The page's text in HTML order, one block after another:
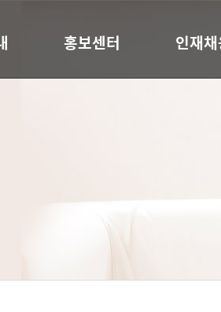
홍보센터 인재